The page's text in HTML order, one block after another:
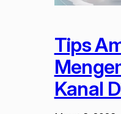
Tips
Kanal